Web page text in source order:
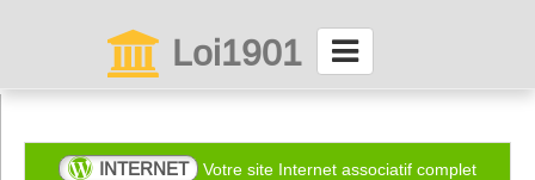
Loi1901
ConnexionINTERNET
Votre site Internet associatif complet